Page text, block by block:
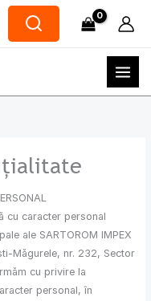
cu caracter personal
ale SARTOROM IMPEX
Măgurele, nr. 232, Sector
cu privire la
personal, în